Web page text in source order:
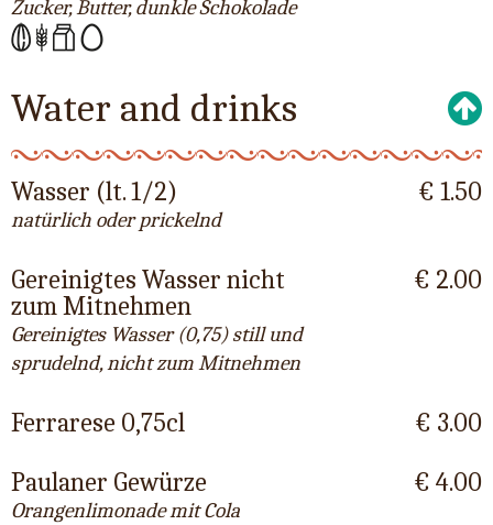
Zucker, Butter, dunkle Schokolade
Water and drinks
Wasser (lt. 1/2)
natürlich oder prickelnd
€ 1.50
Gereinigtes Wasser nicht
zum Mitnehmen
Gereinigtes Wasser (0,75) still und
sprudelnd, nicht zum Mitnehmen
€ 2.00
Ferrarese 0,75cl
€ 3.00
Paulaner Gewürze
Orangenlimonade mit Cola
€ 4.00